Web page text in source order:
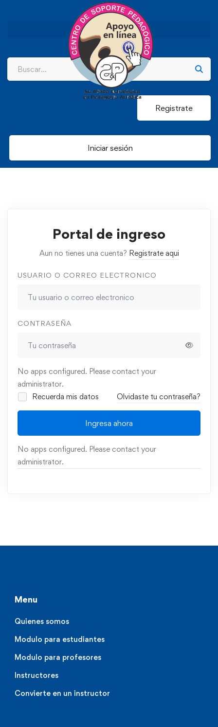
Registrate
Iniciar sesión
Portal de ingreso
Aun no tienes una cuenta? Registrate aqui
USUARIO O CORREO ELECTRONICO
CONTRASEÑA
No apps configured. Please contact your
administrator.
Recuerda mis datos
Olvidaste tu contraseña?
Ingresa ahora
No apps configured. Please contact your
administrator.
Menu
Quienes somos
Modulo para estudiantes
Modulo para profesores
Instructores
Convierte en un instructor